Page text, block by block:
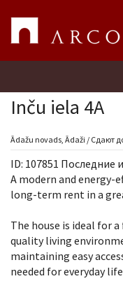
Поиск
Оценка
Услуги
Inču iela 4A
Ādažu novads, Ādaži / Сдают
ID: 107851 Последние
A modern and energy-
long-term rent in a
The house is ideal for
quality living
maintaining easy
needed for everyday